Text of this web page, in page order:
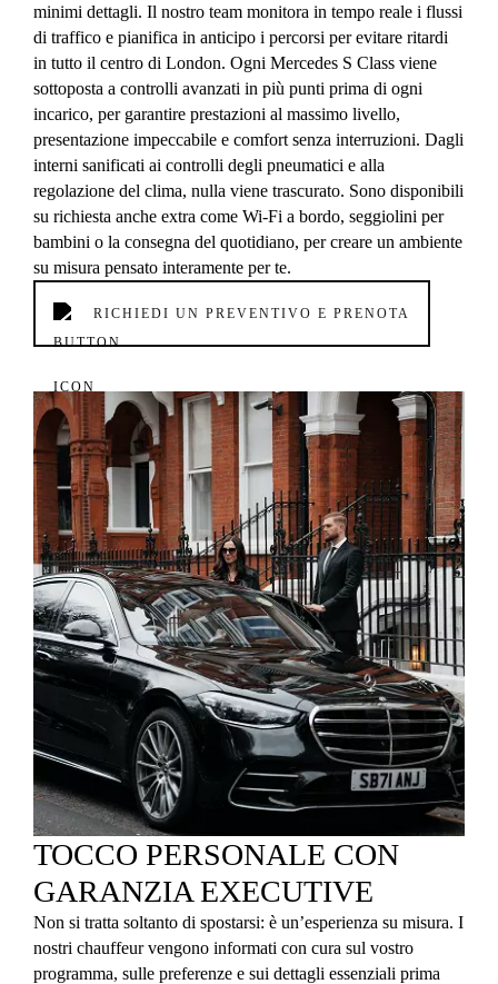
minimi dettagli. Il nostro team monitora in tempo reale i flussi
di traffico e pianifica in anticipo i percorsi per evitare ritardi
in tutto il centro di London. Ogni Mercedes S Class viene
sottoposta a controlli avanzati in più punti prima di ogni
incarico, per garantire prestazioni al massimo livello,
presentazione impeccabile e comfort senza interruzioni. Dagli
interni sanificati ai controlli degli pneumatici e alla
regolazione del clima, nulla viene trascurato. Sono disponibili
su richiesta anche extra come Wi‑Fi a bordo, seggiolini per
bambini o la consegna del quotidiano, per creare un ambiente
su misura pensato interamente per te.
RICHIEDI UN PREVENTIVO E PRENOTA
TOCCO PERSONALE CON
GARANZIA EXECUTIVE
Non si tratta soltanto di spostarsi: è un’esperienza su misura. I
nostri chauffeur vengono informati con cura sul vostro
programma, sulle preferenze e sui dettagli essenziali prima